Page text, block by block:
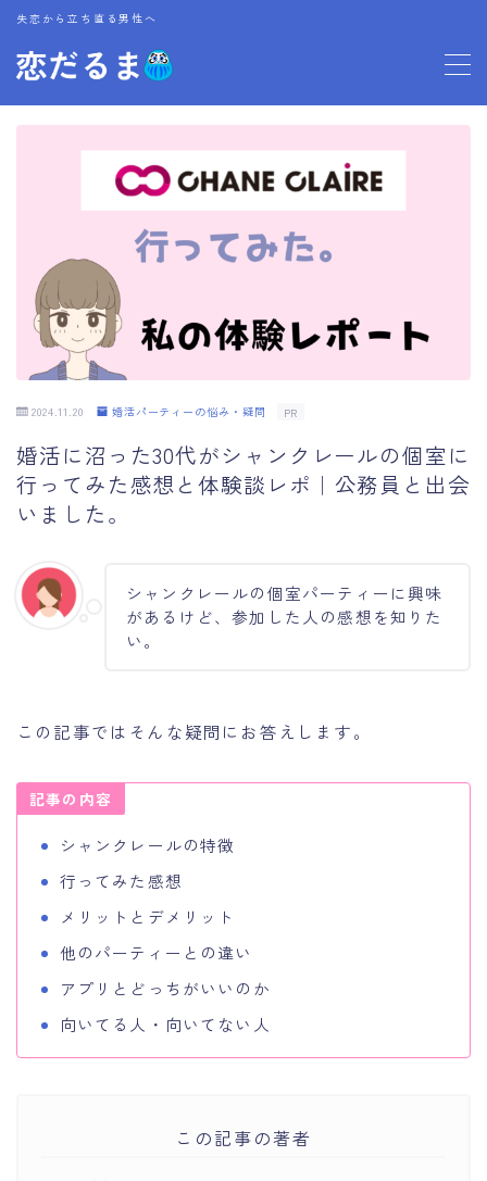
失恋から立ち直る男性へ
MENU
プロフィール
お問い合わせ
2024.11.20 婚活パーティーの悩み・疑問 PR
婚活に沼った30代がシャンクレールの個室に
行ってみた感想と体験談レポ｜公務員と出会
いました。
シャンクレールの個室パーティーに興味
があるけど、参加した人の感想を知りた
い。
この記事ではそんな疑問にお答えします。
記事の内容
シャンクレールの特徴
行ってみた感想
メリットとデメリット
他のパーティーとの違い
アプリとどっちがいいのか
向いてる人・向いてない人
この記事の著者